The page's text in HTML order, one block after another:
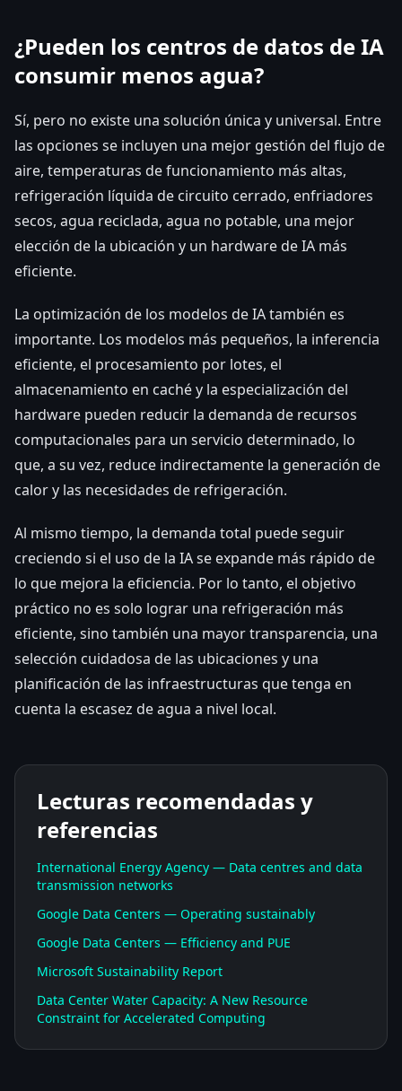
¿Pueden los centros de datos de IA
consumir menos agua?
Sí, pero no existe una solución única y universal. Entre
las opciones se incluyen una mejor gestión del flujo de
aire, temperaturas de funcionamiento más altas,
refrigeración líquida de circuito cerrado, enfriadores
secos, agua reciclada, agua no potable, una mejor
elección de la ubicación y un hardware de IA más
eficiente.
La optimización de los modelos de IA también es
importante. Los modelos más pequeños, la inferencia
eficiente, el procesamiento por lotes, el
almacenamiento en caché y la especialización del
hardware pueden reducir la demanda de recursos
computacionales para un servicio determinado, lo
que, a su vez, reduce indirectamente la generación de
calor y las necesidades de refrigeración.
Al mismo tiempo, la demanda total puede seguir
creciendo si el uso de la IA se expande más rápido de
lo que mejora la eficiencia. Por lo tanto, el objetivo
práctico no es solo lograr una refrigeración más
eficiente, sino también una mayor transparencia, una
selección cuidadosa de las ubicaciones y una
planificación de las infraestructuras que tenga en
cuenta la escasez de agua a nivel local.
Lecturas recomendadas y
referencias
International Energy Agency — Data centres and data
transmission networks
Google Data Centers — Operating sustainably
Google Data Centers — Efficiency and PUE
Microsoft Sustainability Report
Data Center Water Capacity: A New Resource
Constraint for Accelerated Computing